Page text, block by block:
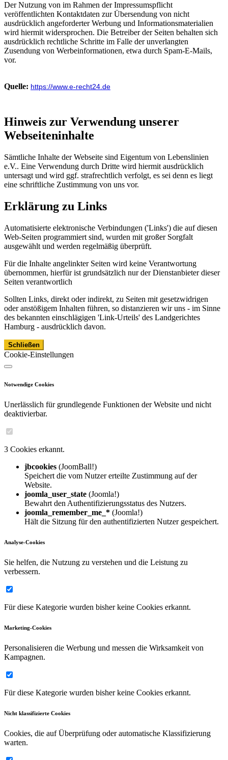
Der Nutzung von im Rahmen der Impressumspflicht
veröffentlichten Kontaktdaten zur Übersendung von nicht
ausdrücklich angeforderter Werbung und Informationsmaterialien
wird hiermit widersprochen. Die Betreiber der Seiten behalten sich
ausdrücklich rechtliche Schritte im Falle der unverlangten
Zusendung von Werbeinformationen, etwa durch Spam-E-Mails,
vor.
Quelle: https://www.e-recht24.de
Hinweis zur Verwendung unserer
Webseiteninhalte
Sämtliche Inhalte der Webseite sind Eigentum von Lebenslinien
e.V.. Eine Verwendung durch Dritte wird hiermit ausdrücklich
untersagt und wird ggf. strafrechtlich verfolgt, es sei denn es liegt
eine schriftliche Zustimmung von uns vor.
Erklärung zu Links
Automatisierte elektronische Verbindungen ('Links') die auf diesen
Web-Seiten programmiert sind, wurden mit großer Sorgfalt
ausgewählt und werden regelmäßig überprüft.
Für die Inhalte angelinkter Seiten wird keine Verantwortung
übernommen, hierfür ist grundsätzlich nur der Dienstanbieter dieser
Seiten verantwortlich
Sollten Links, direkt oder indirekt, zu Seiten mit gesetzwidrigen
oder anstößigem Inhalten führen, so distanzieren wir uns - im Sinne
des bekannten einschlägigen 'Link-Urteils' des Landgerichtes
Hamburg - ausdrücklich davon.
Schließen
Cookie-Einstellungen
Notwendige Cookies
Unerlässlich für grundlegende Funktionen der Website und nicht
deaktivierbar.
3 Cookies erkannt.
jbcookies (JoomBall!)
Speichert die vom Nutzer erteilte Zustimmung auf der
Website.
joomla_user_state (Joomla!)
Bewahrt den Authentifizierungsstatus des Nutzers.
joomla_remember_me_* (Joomla!)
Hält die Sitzung für den authentifizierten Nutzer gespeichert.
Analyse-Cookies
Sie helfen, die Nutzung zu verstehen und die Leistung zu
verbessern.
Für diese Kategorie wurden bisher keine Cookies erkannt.
Marketing-Cookies
Personalisieren die Werbung und messen die Wirksamkeit von
Kampagnen.
Für diese Kategorie wurden bisher keine Cookies erkannt.
Nicht klassifizierte Cookies
Cookies, die auf Überprüfung oder automatische Klassifizierung
warten.